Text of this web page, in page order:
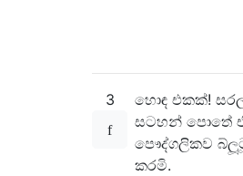
3
හොඳ එකක්! සරල
සටහන් පොතේ
පෞද්ගලිකව
කරමි.